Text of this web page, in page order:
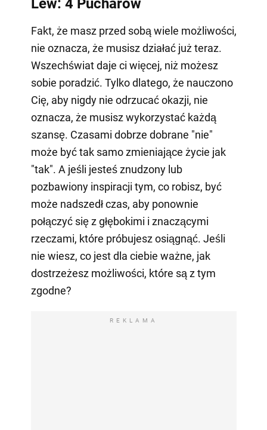
Fakt, że masz przed sobą wiele możliwości,
nie oznacza, że musisz działać już teraz.
Wszechświat daje ci więcej, niż możesz
sobie poradzić. Tylko dlatego, że nauczono
Cię, aby nigdy nie odrzucać okazji, nie
oznacza, że musisz wykorzystać każdą
szansę. Czasami dobrze dobrane "nie"
może być tak samo zmieniające życie jak
"tak". A jeśli jesteś znudzony lub
pozbawiony inspiracji tym, co robisz, być
może nadszedł czas, aby ponownie
połączyć się z głębokimi i znaczącymi
rzeczami, które próbujesz osiągnąć. Jeśli
nie wiesz, co jest dla ciebie ważne, jak
dostrzeżesz możliwości, które są z tym
zgodne?
REKLAMA